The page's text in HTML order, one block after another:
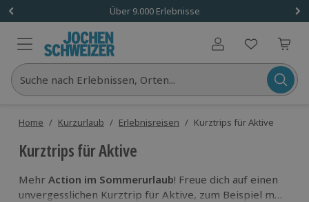
Über 9.000 Erlebnisse
Benutzerkonto
Suche nach Erlebnissen, Orten...
Home / Kurzurlaub / Erlebnisreisen / Kurztrips für Aktive
Kurztrips für Aktive
Mehr Action im Sommerurlaub! Freue dich auf einen
unvergesslichen Kurztrip für Aktive, zum Beispiel mit